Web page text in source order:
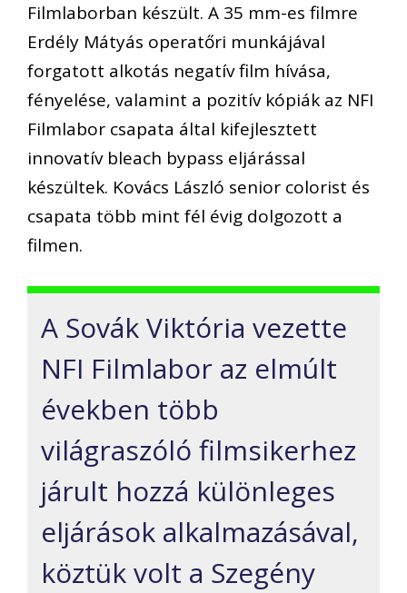
Filmlaborban készült. A 35 mm-es filmre
Erdély Mátyás operatőri munkájával
forgatott alkotás negatív film hívása,
fényelése, valamint a pozitív kópiák az NFI
Filmlabor csapata által kifejlesztett
innovatív bleach bypass eljárással
készültek. Kovács László senior colorist és
csapata több mint fél évig dolgozott a
filmen.
A Sovák Viktória vezette
NFI Filmlabor az elmúlt
években több
világraszóló filmsikerhez
járult hozzá különleges
eljárások alkalmazásával,
köztük volt a Szegény